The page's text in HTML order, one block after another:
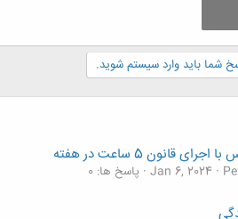
شما باید وارد سیستم شوید.
قانون 5 ساعت در هفته
Jan 6, 2024 پاسخ ها: 0